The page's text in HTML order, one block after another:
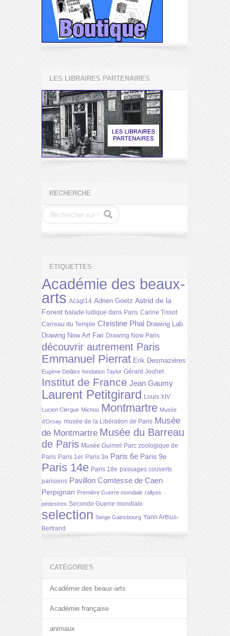
LES LIBRAIRES PARTENAIRES
RECHERCHE
ÉTIQUETTES
Académie des beaux-
arts Acagl14 Adrien Goetz Astrid de la
Forest balade ludique dans Paris Carine Tissot
Carreau du Temple Christine Phal Drawing Lab
Drawing Now Art Fair Drawing Now Paris
découvrir autrement Paris
Emmanuel Pierrat Erik Desmazières
Eugène Delâtre fondation Taylor Gérard Jouhet
Institut de France Jean Gaumy
Laurent Petitgirard Louis XIV
Lucien Clergue Michou Montmartre Musée
d'Orsay musée de la Libération de Paris Musée
de Montmartre Musée du Barreau
de Paris Musée Guimet Parc zoologique de
Paris Paris 1er Paris 3e Paris 6e Paris 9e
Paris 14e Paris 18e passages couverts
parisiens Pavillon Comtesse de Caen
Perpignan Première Guerre mondiale rallyes
pédestres Seconde Guerre mondiale
selection Serge Gainsbourg Yann Arthus-
Bertrand
CATÉGORIES
Académie des beaux-arts
Académie française
animaux